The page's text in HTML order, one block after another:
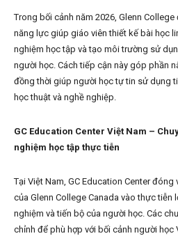
Trong bối cảnh năm 2026, Glenn College
năng lực giúp giáo viên thiết kế bài học
nghiệm học tập và tạo môi trường sử
người học. Cách tiếp cận này góp phần
đồng thời giúp người học tự tin sử dụng
học thuật và nghề nghiệp.
GC Education Center Việt Nam –
nghiệm học tập thực tiễn
Tại Việt Nam, GC Education Center
của Glenn College Canada vào thực tiễn
nghiệm và tiến bộ của người học. Các
chỉnh để phù hợp với bối cảnh người học